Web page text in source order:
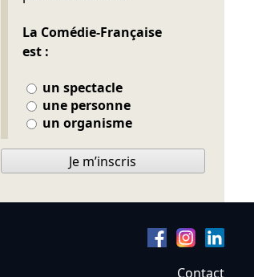
La Comédie-Française
est :
un spectacle
une personne
un organisme
Je m’inscris
Contact